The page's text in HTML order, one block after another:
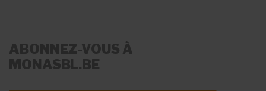
ABONNEZ-VOUS À
MONASBL.BE